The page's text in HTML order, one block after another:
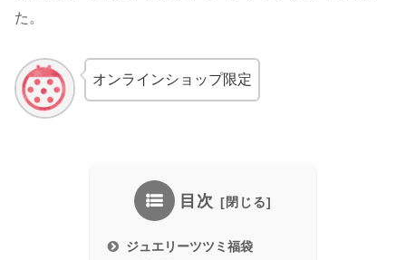
た。
オンラインショップ限定
目次
ジュエリーツツミ福袋